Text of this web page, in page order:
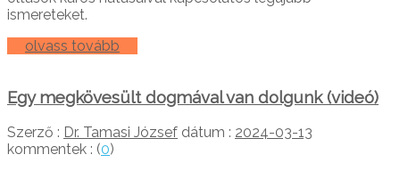
ismereteket.
olvass tovább
Egy megkövesült dogmával van dolgunk (videó)
Szerző : Dr. Tamasi József dátum : 2024-03-13
kommentek : (0)